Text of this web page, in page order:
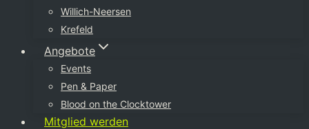
Willich-Neersen
Krefeld
Angebote
Events
Pen & Paper
Blood on the Clocktower
Mitglied werden